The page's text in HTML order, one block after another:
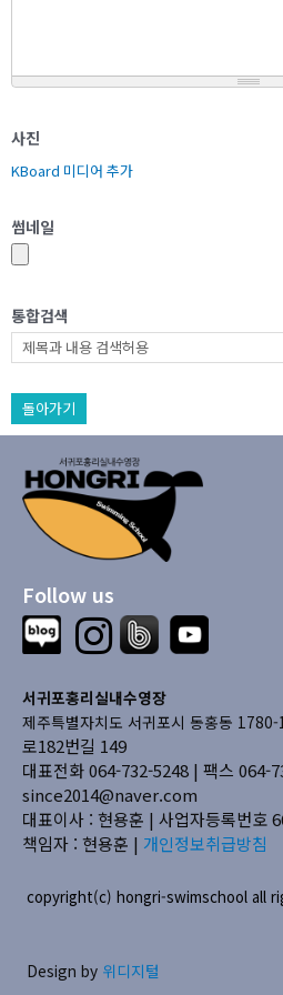
사진
KBoard 미디어 추가
썸네일
통합검색
돌아가기
Follow us
서귀포홍리실내수영장
제주특별자치도 서귀포시 동홍동 1780-
로182번길 149
대표전화 064-732-5248 | 팩스 064-
since2014@naver.com
대표이사 : 현용훈 | 사업자등록번호
책임자 : 현용훈 | 개인정보취급방침
copyright(c) hongri-swimschool all
Design by 위디지털